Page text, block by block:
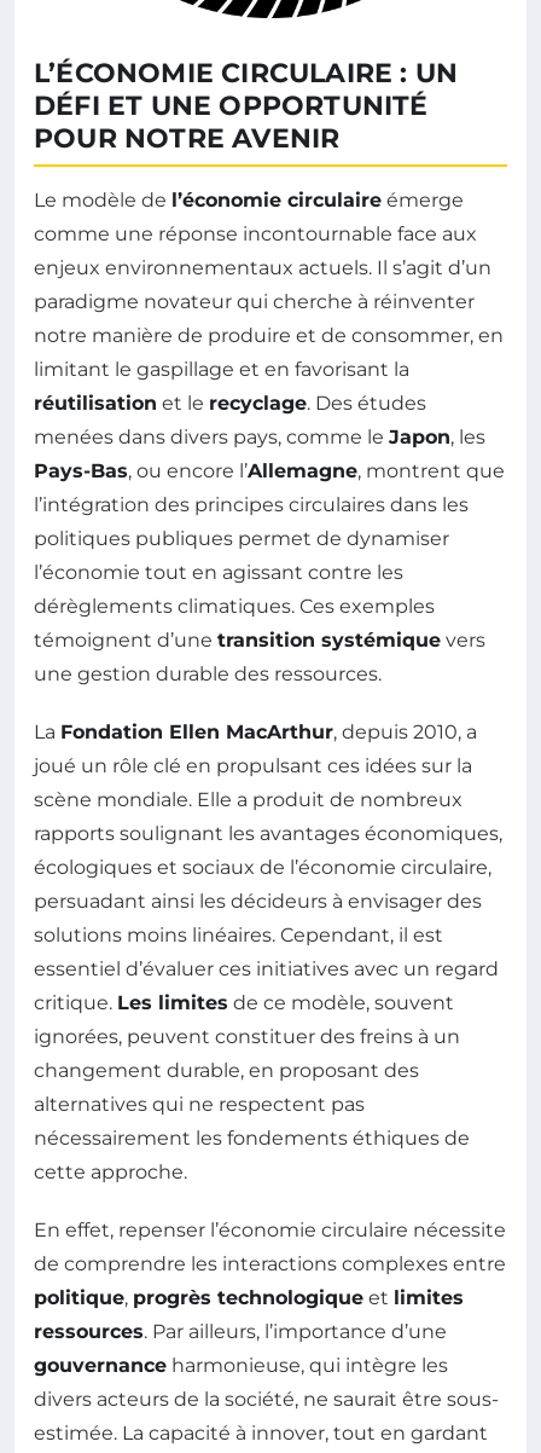
L’ÉCONOMIE CIRCULAIRE : UN
DÉFI ET UNE OPPORTUNITÉ
POUR NOTRE AVENIR
Le modèle de l’économie circulaire émerge
comme une réponse incontournable face aux
enjeux environnementaux actuels. Il s’agit d’un
paradigme novateur qui cherche à réinventer
notre manière de produire et de consommer, en
limitant le gaspillage et en favorisant la
réutilisation et le recyclage. Des études
menées dans divers pays, comme le Japon, les
Pays-Bas, ou encore l’Allemagne, montrent que
l’intégration des principes circulaires dans les
politiques publiques permet de dynamiser
l’économie tout en agissant contre les
dérèglements climatiques. Ces exemples
témoignent d’une transition systémique vers
une gestion durable des ressources.
La Fondation Ellen MacArthur, depuis 2010, a
joué un rôle clé en propulsant ces idées sur la
scène mondiale. Elle a produit de nombreux
rapports soulignant les avantages économiques,
écologiques et sociaux de l’économie circulaire,
persuadant ainsi les décideurs à envisager des
solutions moins linéaires. Cependant, il est
essentiel d’évaluer ces initiatives avec un regard
critique. Les limites de ce modèle, souvent
ignorées, peuvent constituer des freins à un
changement durable, en proposant des
alternatives qui ne respectent pas
nécessairement les fondements éthiques de
cette approche.
En effet, repenser l’économie circulaire nécessite
de comprendre les interactions complexes entre
politique, progrès technologique et limites
ressources. Par ailleurs, l’importance d’une
gouvernance harmonieuse, qui intègre les
divers acteurs de la société, ne saurait être sous-
estimée. La capacité à innover, tout en gardant